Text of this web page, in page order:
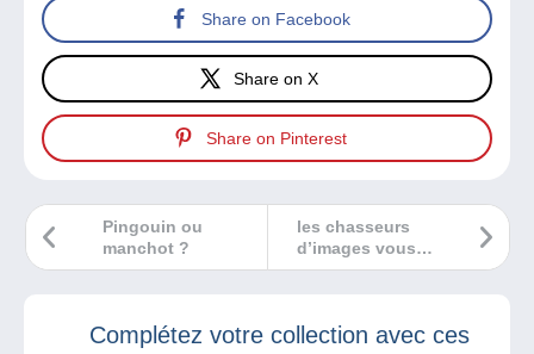
Share on Facebook
Share on X
Share on Pinterest
les chasseurs
d’images vous
invitent à leur
Pingouin ou
manchot ?
Complétez votre collection avec ces